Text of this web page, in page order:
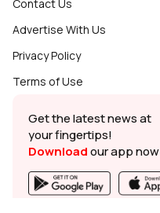
Contact Us
Advertise With Us
Privacy Policy
Terms of Use
Get the latest news at
your fingertips!
Downloadour app now